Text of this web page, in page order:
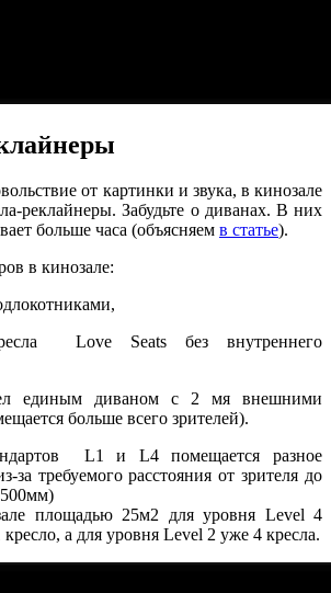
от картинки и звука, в кинозале
реклайнеры. Забудьте о диванах. В них
больше часа (объясняем в статье).
в кинозале:
Love Seats без внутреннего
единым диваном с 2 мя внешними
больше всего зрителей).
L1 и L4 помещается разное
за требуемого расстояния от зрителя до
площадью 25м2 для уровня Level 4
кресло, а для уровня Level 2 уже 4 кресла.